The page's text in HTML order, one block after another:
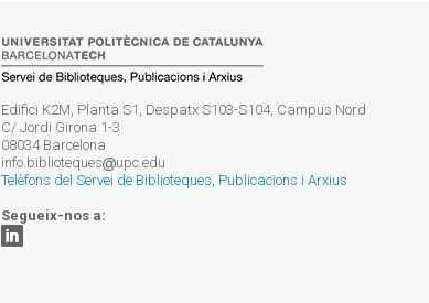
Edifici K2M, Planta S1, Despatx S103-S104, Campus Nord
C/ Jordi Girona 1-3
08034 Barcelona
info.biblioteques
upc.edu
Telèfons del Servei de Biblioteques, Publicacions i Arxius
Segueix-nos a: